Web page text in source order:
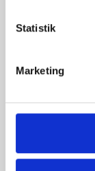
Statistik
Marketing
Fredag: 09.00-